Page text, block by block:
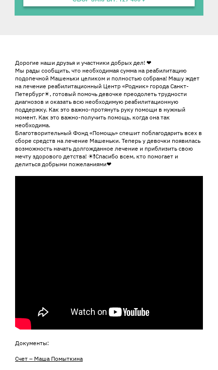
Дорогие наши друзья и участники добрых дел! ❤
Мы рады сообщить, что необходимая сумма на реабилитацию
подопечной Машеньки целиком и полностью собрана! Машу ждет
на лечение реабилитационный Центр «Родник» города Санкт-
Петербург☀, готовый помочь девочке преодолеть трудности
диагнозов и оказать всю необходимую реабилитационную
поддержку. Как это важно-протянуть руку помощи в нужный
момент. Как это важно-получить помощь, когда она так
необходима.
Благотворительный Фонд «Помощь» спешит поблагодарить всех в
сборе средств на лечение Машеньки. Теперь у девочки появилась
возможность начать долгожданное лечение и приблизить свою
мечту здорового детства! ☀❗Спасибо всем, кто помогает и
делиться добрыми пожеланиями❤
Документы:
Счет – Маша Помыткина